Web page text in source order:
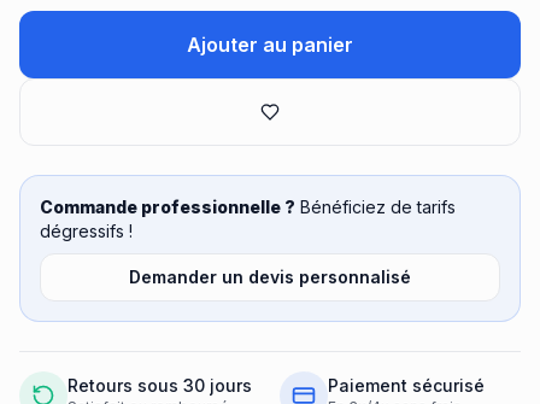
Ajouter au panier
Commande professionnelle ? Bénéficiez de tarifs
dégressifs !
Demander un devis personnalisé
Retours sous 30 jours Paiement sécurisé